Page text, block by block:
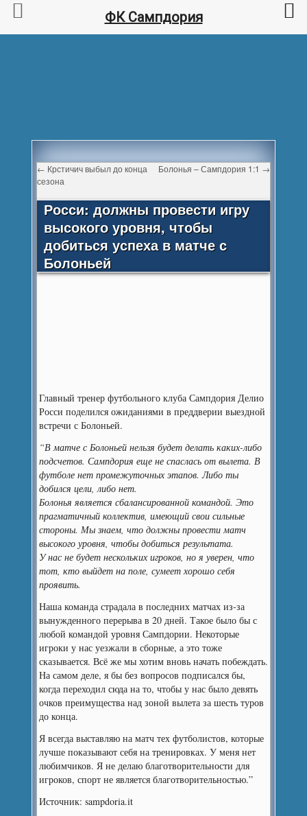
← Крстичич выбыл до конца
сезона
Болонья – Сампдория 1:1 →
Росси: должны провести игру
высокого уровня, чтобы
добиться успеха в матче с
Болоньей
Главный тренер футбольного клуба Сампдория Делио
Росси поделился ожиданиями в преддверии выездной
встречи с Болоньей.
“В матче с Болоньей нельзя будет делать каких-либо
подсчетов. Сампдория еще не спаслась от вылета. В
футболе нет промежуточных этапов. Либо ты
добился цели, либо нет.
Болонья является сбалансированной командой. Это
прагматичный коллектив, имеющий свои сильные
стороны. Мы знаем, что должны провести матч
высокого уровня, чтобы добиться результата.
У нас не будет нескольких игроков, но я уверен, что
тот, кто выйдет на поле, сумеет хорошо себя
проявить.
Наша команда страдала в последних матчах из-за
вынужденного перерыва в 20 дней. Такое было бы с
любой командой уровня Сампдории. Некоторые
игроки у нас уезжали в сборные, а это тоже
сказывается. Всё же мы хотим вновь начать побеждать.
На самом деле, я бы без вопросов подписался бы,
когда переходил сюда на то, чтобы у нас было девять
очков преимущества над зоной вылета за шесть туров
до конца.
Я всегда выставляю на матч тех футболистов, которые
лучше показывают себя на тренировках. У меня нет
любимчиков. Я не делаю благотворительности для
игроков, спорт не является благотворительностью.”
Источник: sampdoria.it
ФК Сампдория